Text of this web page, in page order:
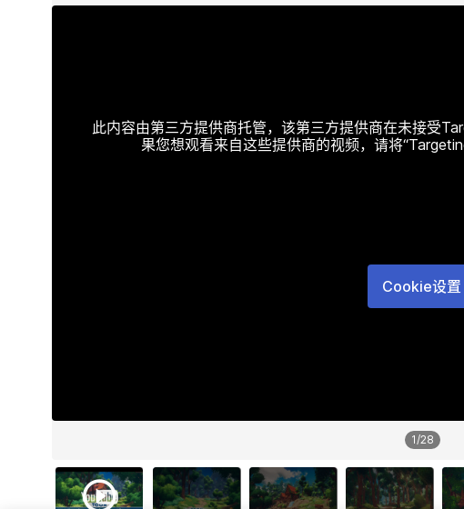
此内容由第三方提供商托管，该第三方提供商在未接受
果您想观看来自这些提供商的视频，请将
Cookie设置
1/28